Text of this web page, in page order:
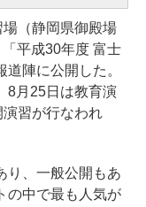
（静岡県御殿場
平成30年度 富士
陣に公開した。
8月25日は教育演
習が行なわれ
り、一般公開もあ
の中で最も人気が